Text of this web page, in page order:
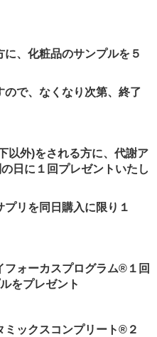
、化粧品のサンプルを５
ので、なくなり次第、終了
以外)をされる方に、代謝ア
日に１回プレゼント いたし
リを同日購入に限り１
フォーカスプログラム® １回
をプレゼント
ミックスコンプリート® ２